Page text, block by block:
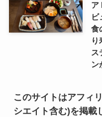
ア
食
り
ス
ン
このサイトはアフィ
シエイト含む)を掲載